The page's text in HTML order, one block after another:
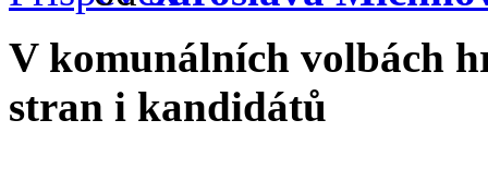
V komunálních volbách
stran i kandidátů